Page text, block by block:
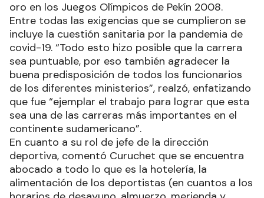
oro en los Juegos Olímpicos de Pekín 2008.
Entre todas las exigencias que se cumplieron se
incluye la cuestión sanitaria por la pandemia de
covid-19. “Todo esto hizo posible que la carrera
sea puntuable, por eso también agradecer la
buena predisposición de todos los funcionarios
de los diferentes ministerios”, realzó, enfatizando
que fue “ejemplar el trabajo para lograr que esta
sea una de las carreras más importantes en el
continente sudamericano”.
En cuanto a su rol de jefe de la dirección
deportiva, comentó Curuchet que se encuentra
abocado a todo lo que es la hotelería, la
alimentación de los deportistas (en cuantos a los